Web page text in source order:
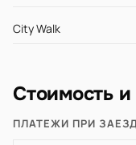
City Walk
Стоимость
ПЛАТЕЖИ ПРИ